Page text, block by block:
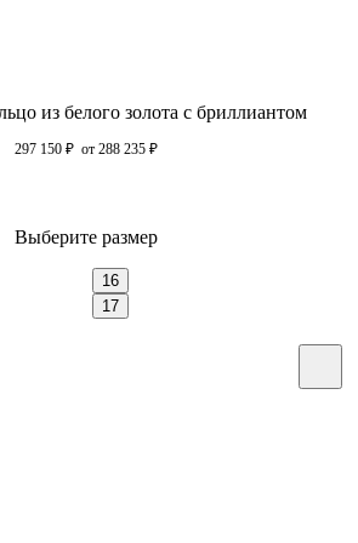
из белого золота с бриллиантом
297 150 ₽ от 288 235 ₽
Выберите размер
16
17